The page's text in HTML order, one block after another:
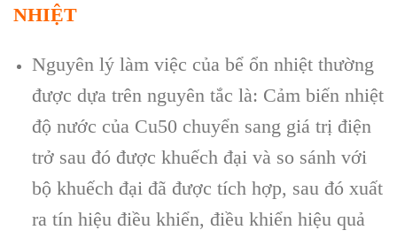
NHIỆT
Nguyên lý làm việc của bể ổn nhiệtthường
được dựa trên nguyên tắc là: Cảm biến nhiệt
độ nước của Cu50 chuyển sang giá trị điện
trở sau đó được khuếch đại và so sánh với
bộ khuếch đại đã được tích hợp, sau đó xuất
ra tín hiệu điều khiển, điều khiển hiệu quả